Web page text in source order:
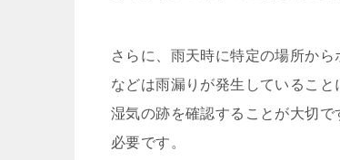
さらに、雨天時に特定の場所か
などは雨漏りが発生しているこ
湿気の跡を確認することが大切
必要です。